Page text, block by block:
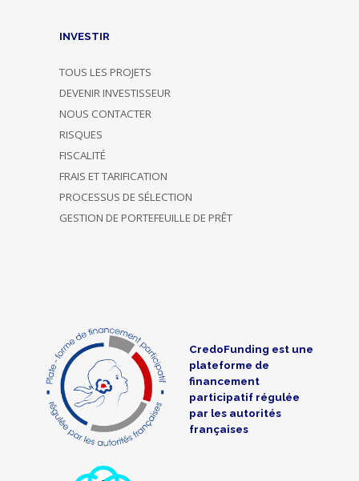
INVESTIR
TOUS LES PROJETS
DEVENIR INVESTISSEUR
NOUS CONTACTER
RISQUES
FISCALITÉ
FRAIS ET TARIFICATION
PROCESSUS DE SÉLECTION
GESTION DE PORTEFEUILLE DE PRÊT
CredoFunding est une
plateforme de
financement
participatif régulée
par les autorités
françaises